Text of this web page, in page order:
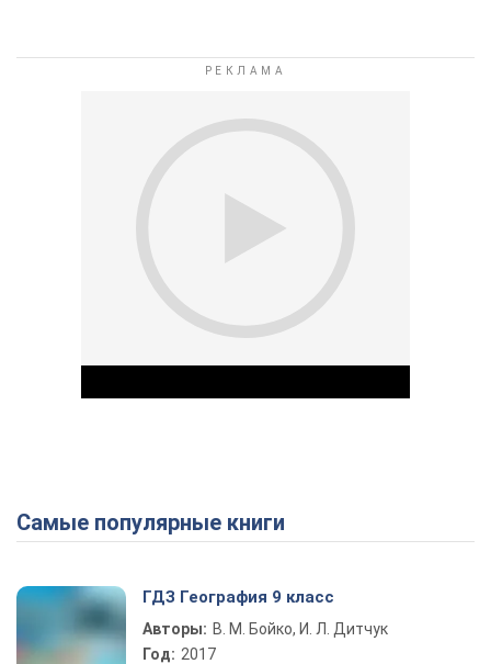
Play Video
Самые популярные книги
ГДЗ География 9 класс
Авторы: В. М. Бойко, И. Л. Дитчук
Год: 2017